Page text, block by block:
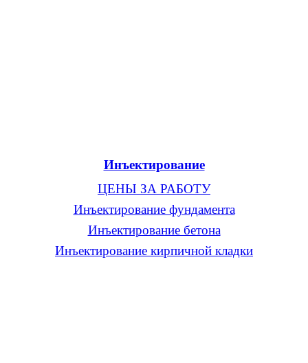
Инъектирование
ЦЕНЫ ЗА РАБОТУ
Инъектирование фундамента
Инъектирование бетона
Инъектирование кирпичной кладки